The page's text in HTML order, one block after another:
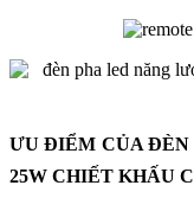
ƯU ĐIỂM CỦA ĐÈN
25W CHIẾT KHẤU